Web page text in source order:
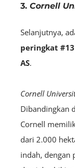
3. Cornell
Selanjutnya,
peringkat
AS.
Cornell
Dibandingkan
Cornell
dari 2.000
indah, dengan